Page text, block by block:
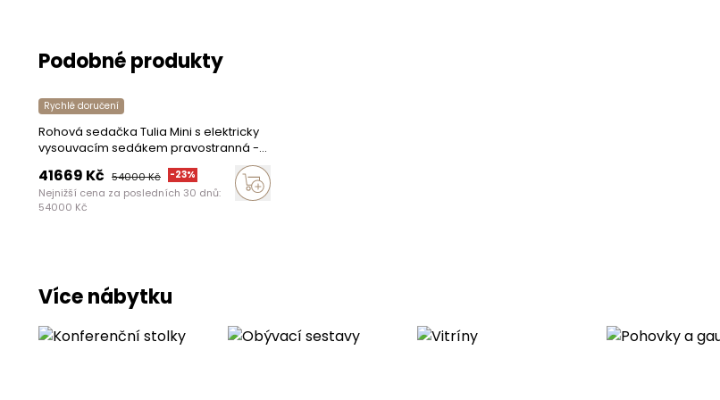
Podobné produkty
Rychlé doručení
Rohová sedačka Tulia Mini s elektricky
vysouvacím sedákem pravostranná -
41669 Kč 54000Kč -23%
Nejnižší cena za posledních 30 dnů:
54000 Kč
Více nábytku